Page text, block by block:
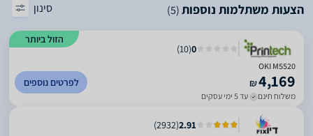
הצעות משתלמות נוספות(5) סינון
הזול ביותר
0
(
10
)
OKI M5520
₪4,169
משלוח חינם עד 5 ימי עסקים
לפרטים נוספים
2.91
(
2932
)